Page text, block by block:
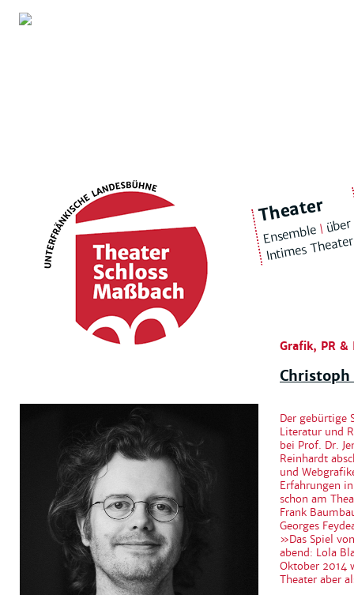
Grafik, PR &
Christoph
Der gebürtige
Literatur und
bei Prof. Dr.
Reinhardt
und
Erfahrungen
schon am
Frank
Georges
»Das Spiel
abend: Lola
Oktober 2014
Theater aber
Theater
Ensemble|
Intimes Theater